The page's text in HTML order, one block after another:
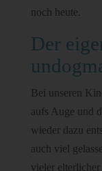
noch heute.
Der
Bei unseren
aufs Auge und
wieder dazu
auch viel
vieler